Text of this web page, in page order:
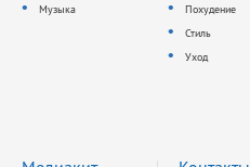
Музыка
Похудение
Стиль
Уход